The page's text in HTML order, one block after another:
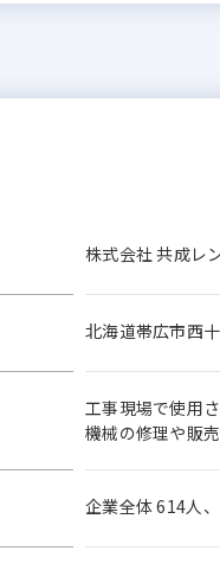
株式会社 共成レ
北海道帯広市西
工事現場で使用
機械の修理や販
企業全体 614人